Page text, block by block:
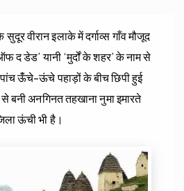
वीरान इलाके में दर्गाव्स गाँव मौजूद
द डेड’ यानी ‘मुर्दों के शहर’ के नाम से
ऊंँचे-ऊंचे पहाड़ों के बीच छिपी हुई
बनी अनगिनत तहखाना नुमा इमारते
ऊंची भी है।